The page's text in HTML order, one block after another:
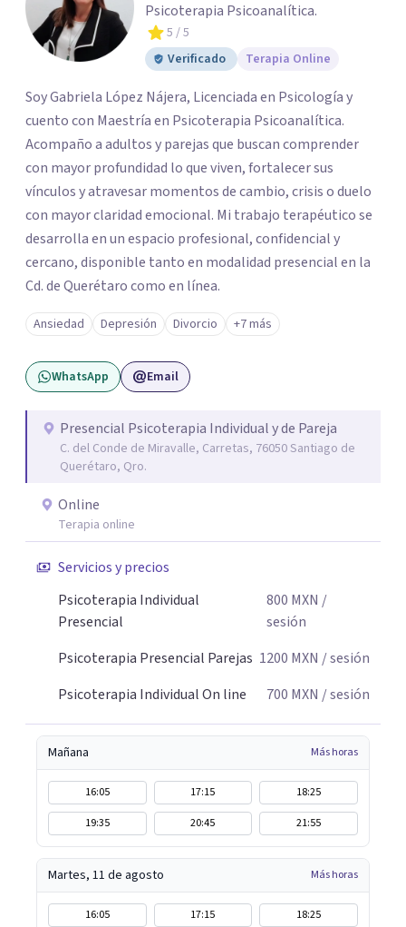
Psicoterapia Psicoanalítica.
5 / 5
Verificado
Terapia Online
Soy Gabriela López Nájera, Licenciada en Psicología y
cuento con Maestría en Psicoterapia Psicoanalítica.
Acompaño a adultos y parejas que buscan comprender
con mayor profundidad lo que viven, fortalecer sus
vínculos y atravesar momentos de cambio, crisis o duelo
con mayor claridad emocional. Mi trabajo terapéutico se
desarrolla en un espacio profesional, confidencial y
cercano, disponible tanto en modalidad presencial en la
Cd. de Querétaro como en línea.
Ansiedad Depresión Divorcio +7 más
WhatsApp Email
Presencial Psicoterapia Individual y de Pareja
C. del Conde de Miravalle, Carretas, 76050 Santiago de
Querétaro, Qro.
Online
Terapia online
Servicios y precios
Psicoterapia Individual
Presencial
800 MXN /
sesión
Psicoterapia Presencial Parejas 1200 MXN / sesión
Psicoterapia Individual On line
700 MXN / sesión
Mañana Más horas
16:05 17:15
18:25
19:35
20:45 21:55
Martes, 11 de agosto Más horas
16:05 17:15
18:25